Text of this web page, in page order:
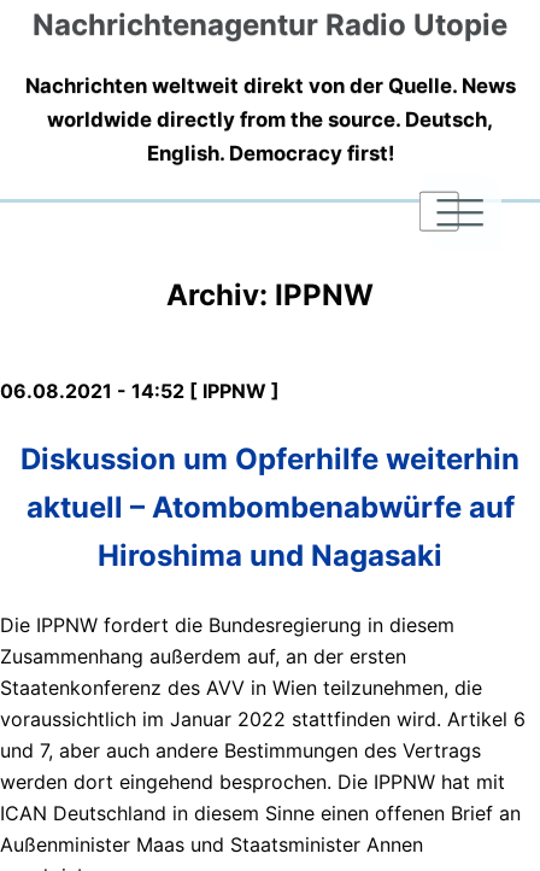
Nachrichtenagentur Radio Utopie
Nachrichten weltweit direkt von der Quelle. News
worldwide directly from the source. Deutsch,
English. Democracy first!
|
|
|
Archiv: IPPNW
06.08.2021 - 14:52 [ IPPNW ]
Diskussion um Opferhilfe weiterhin
aktuell – Atombombenabwürfe auf
Hiroshima und Nagasaki
Die IPPNW fordert die Bundesregierung in diesem
Zusammenhang außerdem auf, an der ersten
Staatenkonferenz des AVV in Wien teilzunehmen, die
voraussichtlich im Januar 2022 stattfinden wird. Artikel 6
und 7, aber auch andere Bestimmungen des Vertrags
werden dort eingehend besprochen. Die IPPNW hat mit
ICAN Deutschland in diesem Sinne einen offenen Brief an
Außenminister Maas und Staatsminister Annen